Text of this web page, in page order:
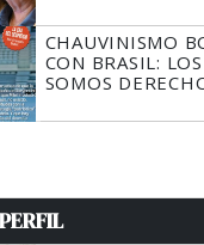
CHAUVINISMO
CON BRASIL:
SOMOS